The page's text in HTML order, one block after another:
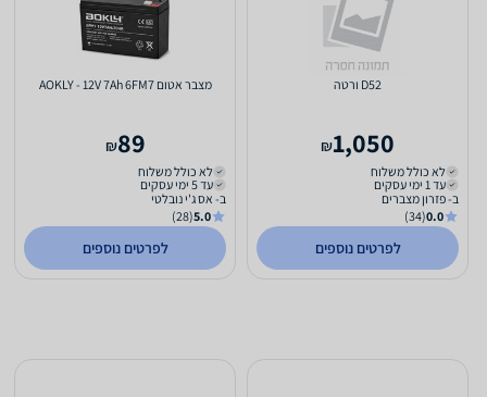
D52 ורטה
1,050
₪
לא כולל משלוח
עד 1 ימי עסקים
ב- פזרון מצברים
0.0
(34)
לפרטים נוספים
מצבר אטום AOKLY - 12V 7Ah 6FM7
89
₪
לא כולל משלוח
עד 5 ימי עסקים
ב- אס ג'י נובלטי
5.0
(28)
לפרטים נוספים